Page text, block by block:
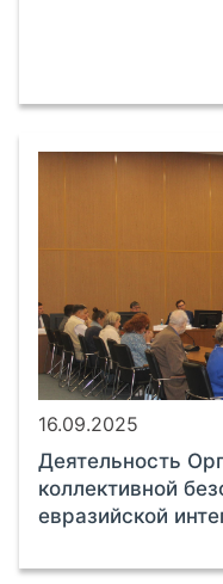
16.09.2025
Деятельность
коллективной
евразийской